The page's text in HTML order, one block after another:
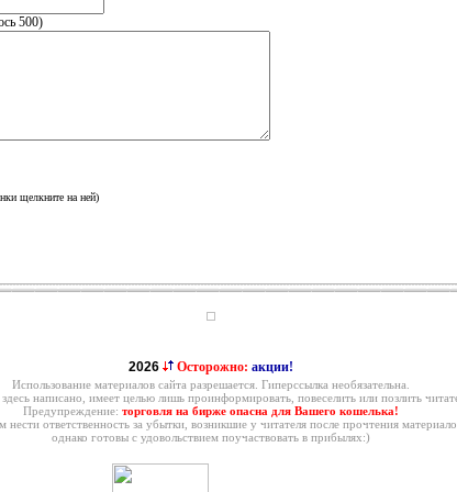
500)
щелкните на ней)
2026 Осторожно: акции!
Использование материалов сайта разрешается. Гиперссылка необязательна.
написано, имеет целью лишь проинформировать, повеселить или позлить
Предупреждение: торговля на бирже опасна для Вашего кошелька!
нести ответственность за убытки, возникшие у читателя после прочтения
однако готовы с удовольствием поучаствовать в прибылях:)